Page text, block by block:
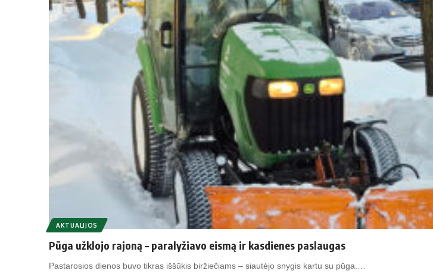
AKTUALIJOS
Pūga užklojo rajoną – paralyžiavo eismą ir kasdienes paslaugas
Pastarosios dienos buvo tikras iššūkis biržiečiams – siautėjo snygis kartu su pūga.…